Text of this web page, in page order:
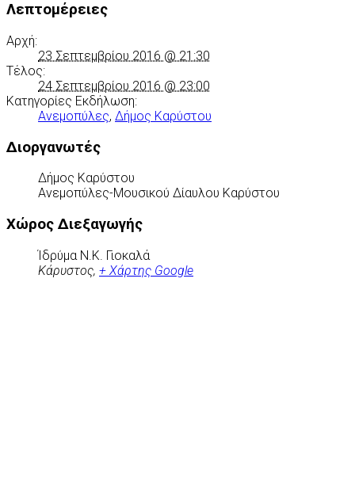
Λεπτομέρειες
Αρχή:
23 Σεπτεμβρίου 2016 @ 21:30
Τέλος:
24 Σεπτεμβρίου 2016 @ 23:00
Κατηγορίες Εκδήλωση:
Ανεμοπύλες, Δήμος Καρύστου
Διοργανωτές
Δήμος Καρύστου
Ανεμοπύλες-Μουσικού Δίαυλου Καρύστου
Χώρος Διεξαγωγής
Ίδρύμα Ν.Κ. Γιοκαλά
Κάρυστος, + Χάρτης Google